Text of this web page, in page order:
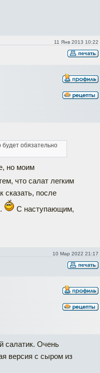
11 Янв 2013 10:22
обязательно
но моим
что салат легким
сказать, после
С наступающим,
10 Мар 2022 21:17
салатик. Очень
версия с сыром из